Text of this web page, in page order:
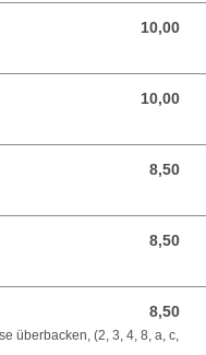
10,00
10,00 EUR
10,00
10,00 EUR
8,50
8,50 EUR
8,50
8,50 EUR
8,50
8,50 EUR
überbacken, (2, 3, 4, 8, a, c,